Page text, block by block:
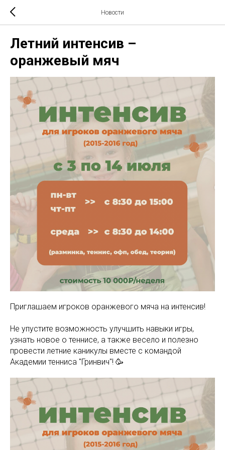
Новости
Летний интенсив –
оранжевый мяч
Приглашаем игроков оранжевого мяча на интенсив!
Не упустите возможность улучшить навыки игры,
узнать новое о теннисе, а также весело и полезно
провести летние каникулы вместе с командой
Академии тенниса "Гринвич"! 🥳